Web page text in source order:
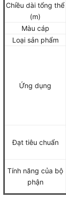
Chiều dài tổng thể
(m)
Màu cáp
Loại sản phẩm
Ứng dụng
Đạt tiêu chuẩn
Tính năng của bộ
phận